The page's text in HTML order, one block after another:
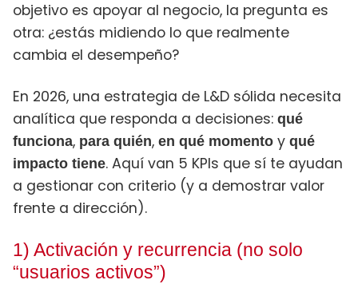
objetivo es apoyar al negocio, la pregunta es
otra: ¿estás midiendo lo que realmente
cambia el desempeño?
En 2026, una estrategia de L&D sólida necesita
analítica que responda a decisiones: qué
funciona, para quién, en qué momento y qué
impacto tiene. Aquí van 5 KPIs que sí te ayudan
a gestionar con criterio (y a demostrar valor
frente a dirección).
1) Activación y recurrencia (no solo
“usuarios activos”)